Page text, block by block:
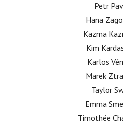
Petr
Hana
Kazma
Kim
Karlos
Marek
Taylor
Emma
Timothée